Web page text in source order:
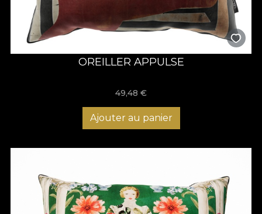
OREILLER APPULSE
49,48 €
Ajouter au panier